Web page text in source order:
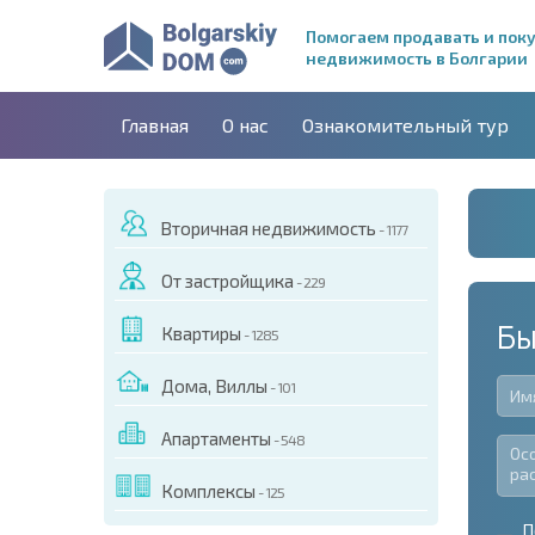
Помогаем продавать и
недвижимость в Болгарии
Главная О нас Ознакомительный тур
Вторичная недвижимость - 1177
От застройщика - 229
Квартиры - 1285
Дома, Виллы - 101
Апартаменты - 548
Комплексы - 125